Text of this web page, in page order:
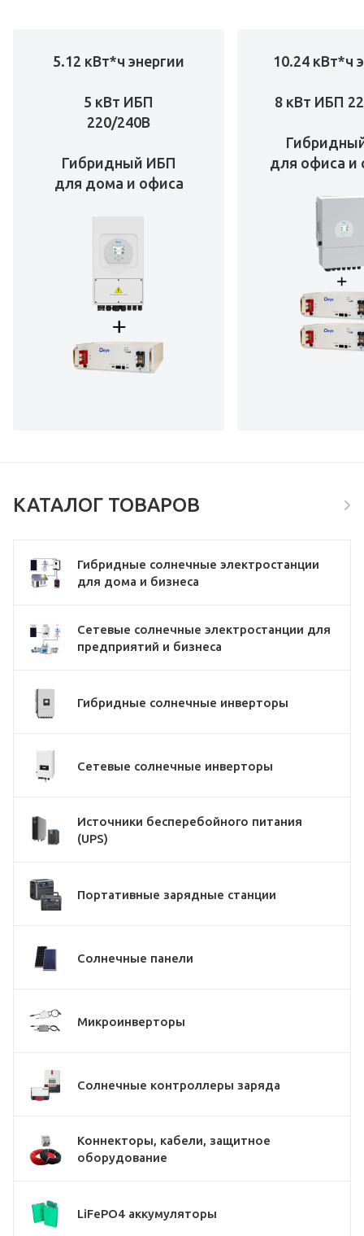
5.12 кВт*ч энергии
5 кВт ИБП
220/240В
Гибридный ИБП
для дома и офиса
10.24 кВт*ч
8 кВт ИБП
для офиса и
КАТАЛОГ ТОВАРОВ
Гибридные солнечные электростанции
для дома и бизнеса
Сетевые солнечные электростанции для
предприятий и бизнеса
Гибридные солнечные инверторы
Сетевые солнечные инверторы
Источники бесперебойного питания
(UPS)
Портативные зарядные станции
Солнечные панели
Микроинверторы
Солнечные контроллеры заряда
Коннекторы, кабели, защитное
оборудование
LiFePO4 аккумуляторы